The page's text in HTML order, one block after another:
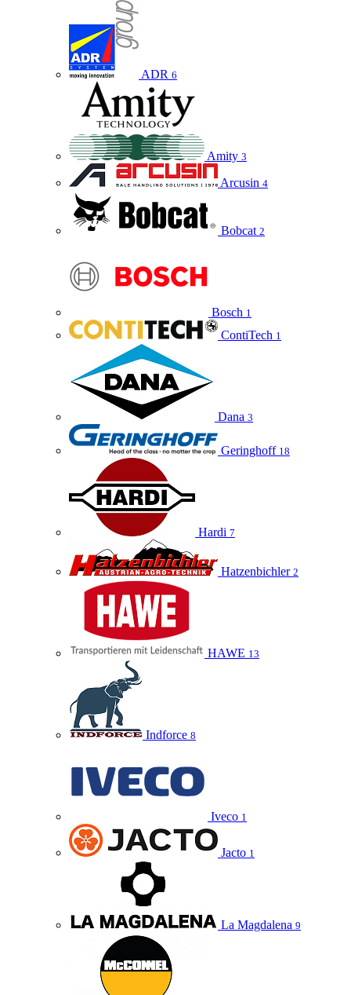
ADR 6
Amity 3
Arcusin 4
Bobcat 2
Bosch 1
ContiTech 1
Dana 3
Geringhoff 18
Hardi 7
Hatzenbichler 2
HAWE 13
Indforce 8
Iveco 1
Jacto 1
La Magdalena 9